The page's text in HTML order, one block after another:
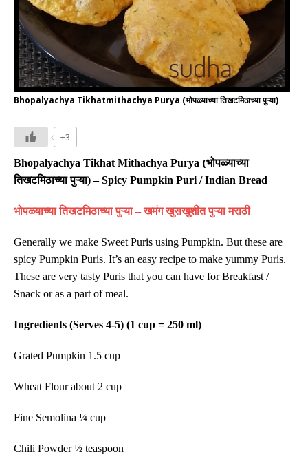
Bhopalyachya Tikhatmithachya Purya (भोपळ्याच्या तिखटमिठाच्या पुऱ्या)
+3
Bhopalyachya Tikhat Mithachya Purya (भोपळ्याच्या
तिखटमिठाच्या पुऱ्या) –Spicy Pumpkin Puri / Indian Bread
भोपळ्याच्या तिखटमिठाच्या पुऱ्या–खमंग खुसखुशीत पुऱ्या मराठी
Generally we make Sweet Puris using Pumpkin. But these are
spicy Pumpkin Puris. It’s an easy recipe to make yummy Puris.
These are very tasty Puris that you can have for Breakfast /
Snack or as a part of meal.
Ingredients (Serves 4-5) (1 cup = 250 ml)
Grated Pumpkin 1.5 cup
Wheat Flour about 2 cup
Fine Semolina ¼ cup
Chili Powder ½ teaspoon